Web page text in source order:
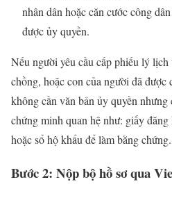
nhân dân hoặc căn cước công
được ủy quyền.
Nếu người yêu cầu cấp phiếu lý lịch
chồng, hoặc con của người đã
không cần văn bản ủy quyền
chứng minh quan hệ như: giấy
hoặc sổ hộ khẩu để làm bằng chứng.
Bước 2: Nộp bộ hồ sơ qua